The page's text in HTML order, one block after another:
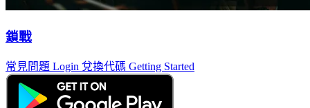
鎖戰
常見問題 Login 兌換代碼 Getting Started